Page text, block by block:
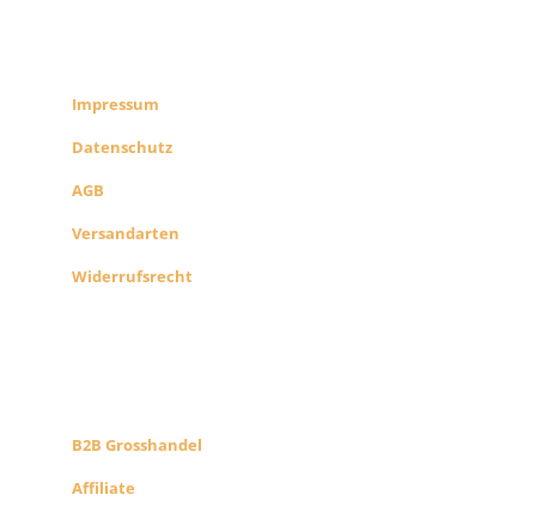
Impressum
Datenschutz
AGB
Versandarten
Widerrufsrecht
B2B Grosshandel
Affiliate